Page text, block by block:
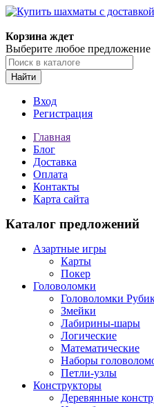
Корзина ждет
Выберите любое предложение
Найти
Вход
Регистрация
Главная
Блог
Доставка
Оплата
Контакты
Карта сайта
Каталог предложений
Азартные игры
Карты
Покер
Головоломки
Головоломки
Змейки
Лабирины-шары
Логические
Математические
Наборы
Петли-узлы
Конструкторы
Деревянные